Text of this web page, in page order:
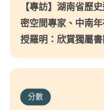
【專訪】湖南省歷
密空間專家、中南
授羅明：欣賞獨屬
分數